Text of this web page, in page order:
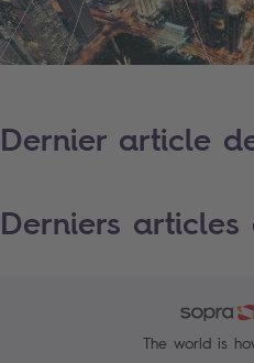
Dernier article
Derniers
The world is